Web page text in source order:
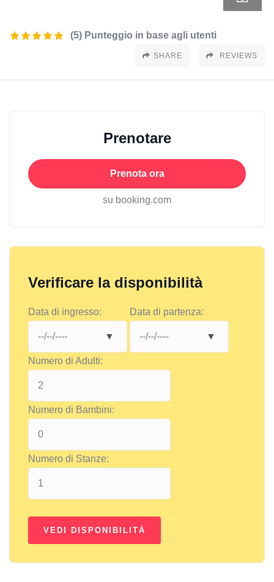
(5) Punteggio in base agli utenti
SHARE REVIEWS
Prenotare
Prenota ora
su booking.com
Verificare la disponibilità
Data di ingresso: Data di partenza:
Numero di Adulti:
Numero di Bambini:
Numero di Stanze: